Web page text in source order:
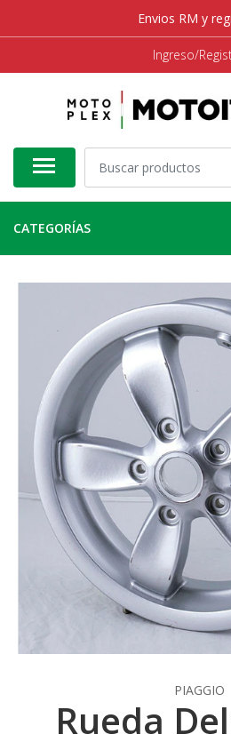
Envios RM y
Ingreso/
CATEGORÍAS
PIAGGIO
Rueda